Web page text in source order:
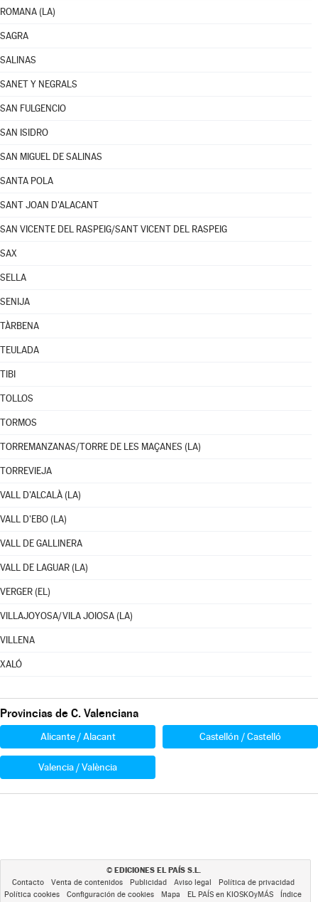
ROMANA (LA)
SAGRA
SALINAS
SANET Y NEGRALS
SAN FULGENCIO
SAN ISIDRO
SAN MIGUEL DE SALINAS
SANTA POLA
SANT JOAN D'ALACANT
SAN VICENTE DEL RASPEIG/SANT VICENT DEL RASPEIG
SAX
SELLA
SENIJA
TÀRBENA
TEULADA
TIBI
TOLLOS
TORMOS
TORREMANZANAS/TORRE DE LES MAÇANES (LA)
TORREVIEJA
VALL D'ALCALÀ (LA)
VALL D'EBO (LA)
VALL DE GALLINERA
VALL DE LAGUAR (LA)
VERGER (EL)
VILLAJOYOSA/VILA JOIOSA (LA)
VILLENA
XALÓ
Provincias de C. Valenciana
Alicante / Alacant Castellón / Castelló
Valencia / València
© EDICIONES EL PAÍS S.L.
Contacto Venta de contenidos Publicidad Aviso legal
Política de privacidad
Política cookies
Configuración de cookies Mapa EL PAÍS en KIOSKOyMÁS Índice